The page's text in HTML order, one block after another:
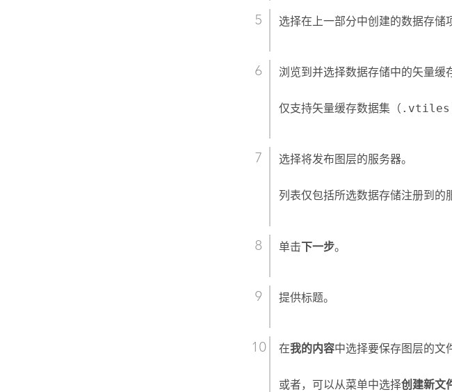
选择在上一部分中创建的数据存储
浏览到并选择数据存储中的矢量缓
仅支持矢量缓存数据集（ .vtiles
选择将发布图层的服务器。
列表仅包括所选数据存储注册到的
单击下一步。
提供标题。
在我的内容中选择要保存图层的文
或者，可以从菜单中选择创建新文